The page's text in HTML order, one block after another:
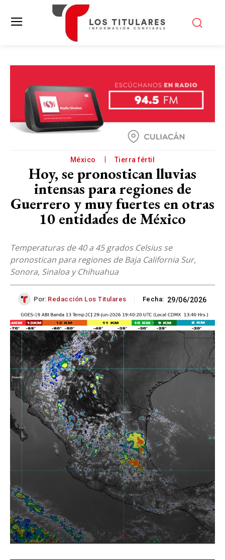
México Tierra fértil
Hoy, se pronostican lluvias
intensas para regiones de
Guerrero y muy fuertes en otras
10 entidades de México
Temperaturas de 40 a 45 grados Celsius se
pronostican para regiones de Baja California Sur,
Sonora, Sinaloa y Chihuahua
Por: Redacción Los Titulares Fecha: 29/06/2026